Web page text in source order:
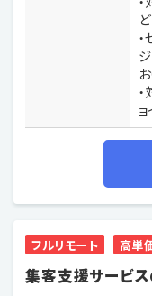
フルリモート 高単
集客支援サービ